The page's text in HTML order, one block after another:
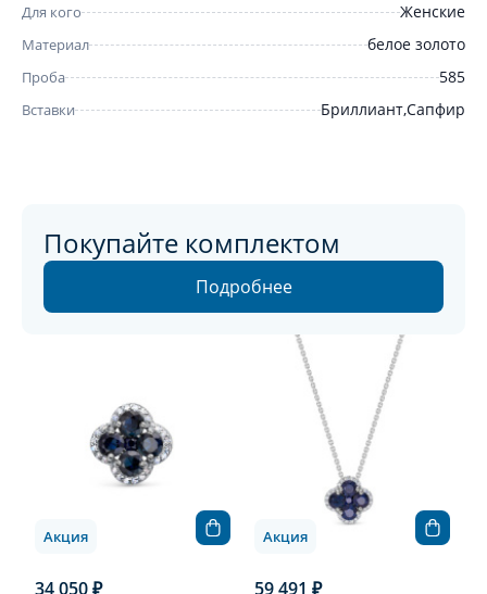
Для кого Женские
Материал белое золото
Проба 585
Вставки Бриллиант,Сапфир
Покупайте комплектом
Подробнее
34 050 ₽
Акция
59 491 ₽
Акция